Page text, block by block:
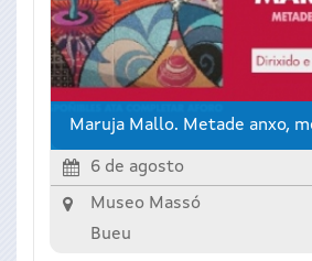
Maruja Mallo. Metade anxo,
6 de agosto
Museo Massó
Bueu